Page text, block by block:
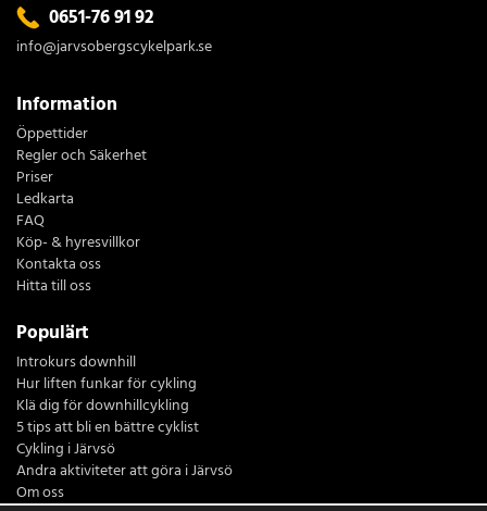
0651-76 91 92
info@jarvsobergscykelpark.se
Information
Öppettider
Regler och Säkerhet
Priser
Ledkarta
FAQ
Köp- & hyresvillkor
Kontakta oss
Hitta till oss
Populärt
Introkurs downhill
Hur liften funkar för cykling
Klä dig för downhillcykling
5 tips att bli en bättre cyklist
Cykling i Järvsö
Andra aktiviteter att göra i Järvsö
Om oss